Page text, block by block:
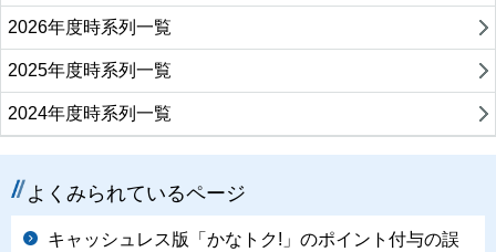
2026年度時系列一覧
2025年度時系列一覧
2024年度時系列一覧
よくみられているページ
キャッシュレス版「かなトク!」のポイント付与の誤